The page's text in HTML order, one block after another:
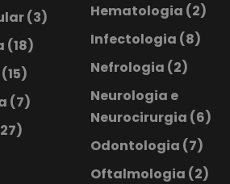
(3)
(18)
(15)
(7)
Hematologia (2)
Infectologia (8)
Nefrologia (2)
Neurologia e
Neurocirurgia (6)
Odontologia (7)
Oftalmologia (2)